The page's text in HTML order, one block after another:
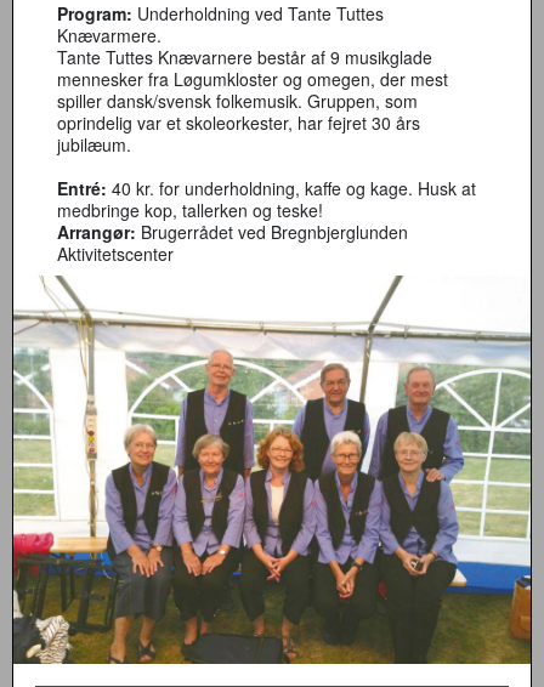
Program: Underholdning ved Tante Tuttes
Knævarmere.
Tante Tuttes Knævarnere består af 9 musikglade
mennesker fra Løgumkloster og omegen, der mest
spiller dansk/svensk folkemusik. Gruppen, som
oprindelig var et skoleorkester, har fejret 30 års
jubilæum.
Entré: 40 kr. for underholdning, kaffe og kage. Husk at
medbringe kop, tallerken og teske!
Arrangør: Brugerrådet ved Bregnbjerglunden
Aktivitetscenter